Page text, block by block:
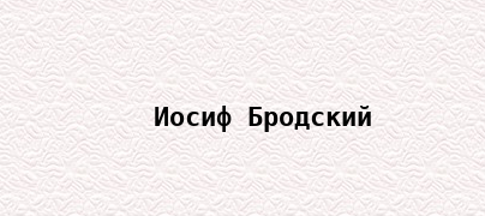
Иосиф Бродский